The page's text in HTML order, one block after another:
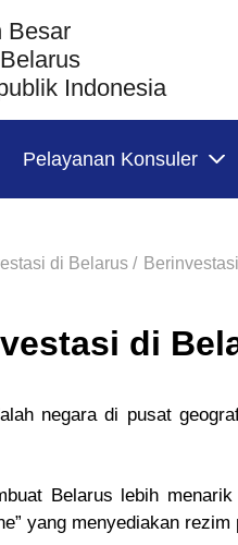
Besar
Indonesia
Pelayanan Konsuler
di Belarus /
di
negara di pusat
Belarus lebih
yang menyediakan